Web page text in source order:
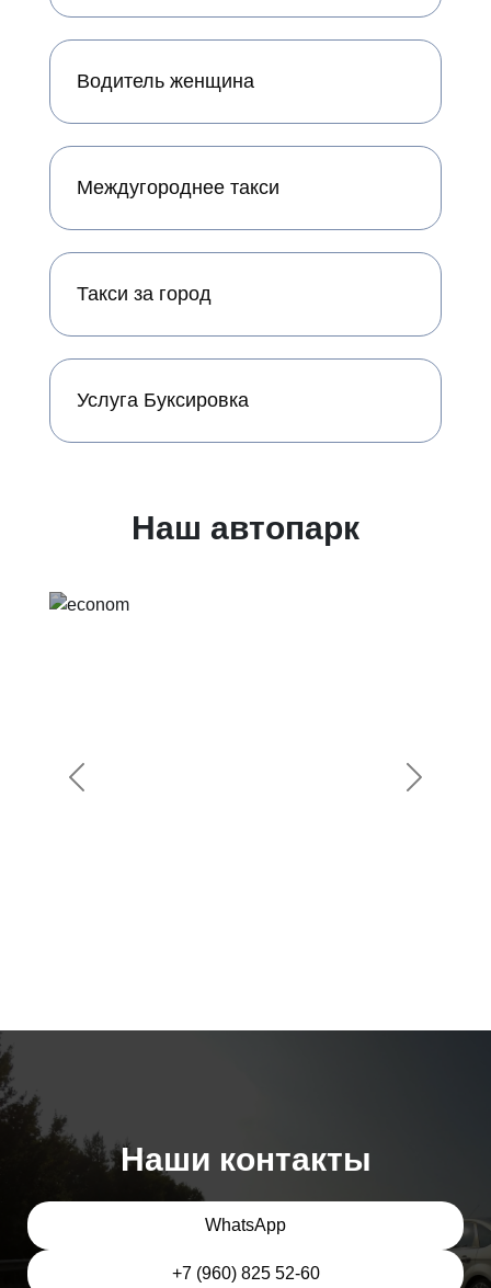
Водитель женщина
Междугороднее такси
Такси за город
Услуга Буксировка
Наш автопарк
Предыдущий
Наши контакты
WhatsApp
+7 (960) 825 52-60